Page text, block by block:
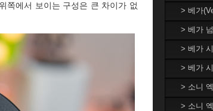
쪽에서 보이는 구성은 큰 차이가 없
> 베가
> 베가
> 베가
> 베가
> 소니
> 소니